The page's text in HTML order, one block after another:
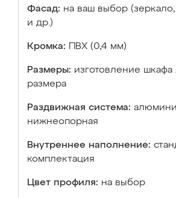
Фасад: на ваш выбор
и др.)
Кромка: ПВХ (0,4 мм)
Размеры: изготовление
размера
Раздвижная система:
нижнеопорная
Внутреннее наполнение:
комплектация
Цвет профиля: на выбор